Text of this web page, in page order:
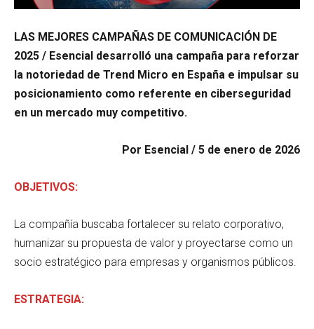
LAS MEJORES CAMPAÑAS DE COMUNICACIÓN DE
2025 / Esencial desarrolló una campaña para reforzar
la notoriedad de Trend Micro en España e impulsar su
posicionamiento como referente en ciberseguridad
en un mercado muy competitivo.
Por Esencial / 5 de enero de 2026
OBJETIVOS:
La compañía buscaba fortalecer su relato corporativo,
humanizar su propuesta de valor y proyectarse como un
socio estratégico para empresas y organismos públicos.
ESTRATEGIA: